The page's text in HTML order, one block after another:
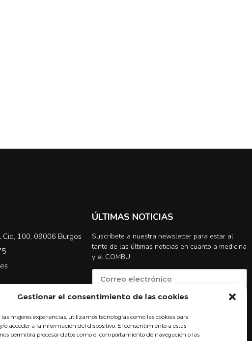
Gestionar el consentimiento de las cookies
las mejores experiencias, utilizamos tecnologías como las cookies para
o acceder a la información del dispositivo. El consentimiento a estas
permitirá procesar datos como el comportamiento de navegación o las
Cid, 100, 09006 Burgos
ÚLTIMAS NOTICIAS
Suscríbete a nuestra newsletter para estar al
tanto de las últimas noticias en cuanto a medicina
y el COMBU
Acepto lapolítica de privacidad
Suscribirse